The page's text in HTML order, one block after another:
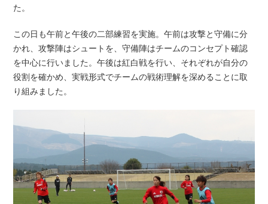
た。
この日も午前と午後の二部練習を実施。午前は攻撃と守備に分
かれ、攻撃陣はシュートを、守備陣はチームのコンセプト確認
を中心に行いました。午後は紅白戦を行い、それぞれが自分の
役割を確かめ、実戦形式でチームの戦術理解を深めることに取
り組みました。